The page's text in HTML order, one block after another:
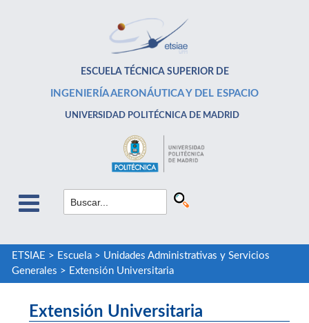
ESCUELA TÉCNICA SUPERIOR DE
INGENIERÍA AERONÁUTICA Y DEL ESPACIO
UNIVERSIDAD POLITÉCNICA DE MADRID
ETSIAE > Escuela> Unidades Administrativas y Servicios
Generales > Extensión Universitaria
Extensión Universitaria